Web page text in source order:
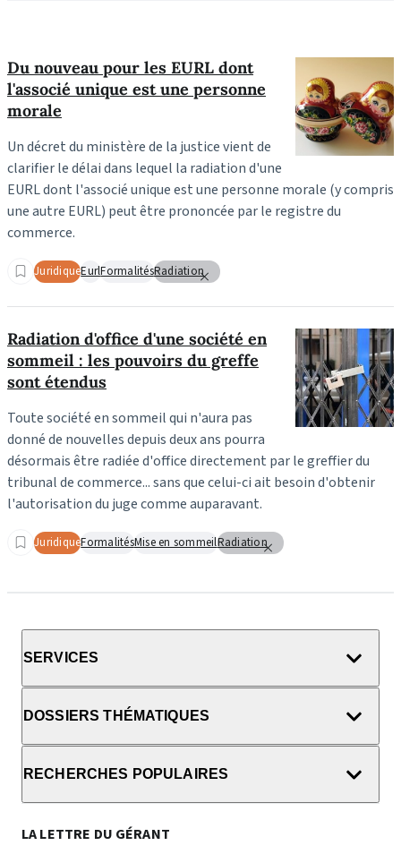
Du nouveau pour les EURL dont
l'associé unique est une personne
morale
Un décret du ministère de la justice vient de
clarifier le délai dans lequel la radiation d'une
EURL dont l'associé unique est une personne morale (y compris
une autre EURL) peut être prononcée par le registre du
commerce.
JuridiqueEurlFormalitésRadiation
Radiation d'office d'une société en
sommeil : les pouvoirs du greffe
sont étendus
Toute société en sommeil qui n'aura pas
donné de nouvelles depuis deux ans pourra
désormais être radiée d'office directement par le greffier du
tribunal de commerce... sans que celui-ci ait besoin d'obtenir
l'autorisation du juge comme auparavant.
JuridiqueFormalitésMise en sommeilRadiation
SERVICES
DOSSIERS THÉMATIQUES
RECHERCHES POPULAIRES
LA LETTRE DU GÉRANT